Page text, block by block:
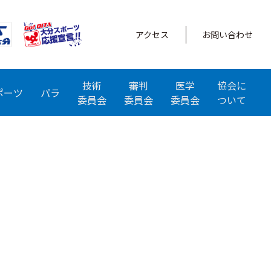
アクセス お問い合わせ
ーツ パラ
技術
委員会
審判
委員会
医学
委員会
協会に
ついて